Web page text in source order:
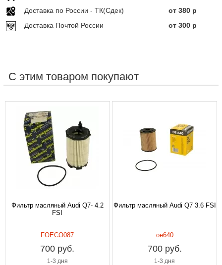
Доставка по Росcии - ТК(Сдек)
от 380 р
Доставка Почтой России
от 300 р
С этим товаром покупают
Фильтр масляный Audi Q7- 4.2
FSI
FOECO087
700 руб.
1-3 дня
Фильтр масляный Audi Q7 3.6 FSI
oe640
700 руб.
1-3 дня